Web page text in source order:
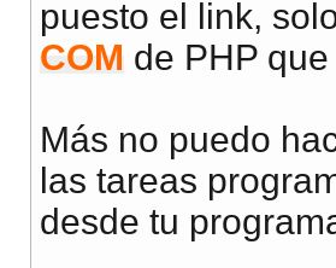
puesto el link,
COM de PHP
Más no puedo
las tareas
desde tu